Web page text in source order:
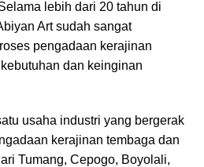
lebih dari 20 tahun di
Art sudah sangat
pengadaan kerajinan
dan keinginan
usaha industri yang bergerak
kerajinan tembaga dan
Tumang, Cepogo, Boyolali,